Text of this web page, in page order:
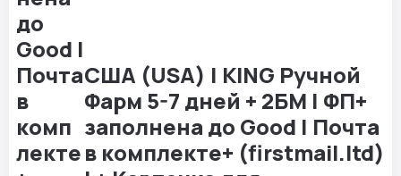
США (USA) | KING Ручной
Фарм 5-7 дней + 2БМ | ФП+
заполнена до Good | Почта
в комплекте+ (firstmail.ltd)